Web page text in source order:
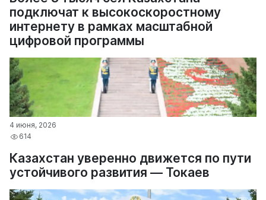
подключат к высокоскоростному
интернету в рамках масштабной
цифровой программы
4 июня, 2026
614
Казахстан уверенно движется по пути
устойчивого развития — Токаев